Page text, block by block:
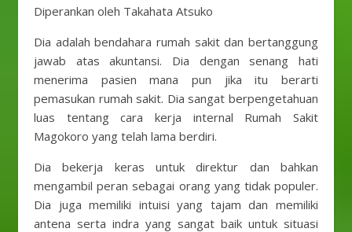
Diperankan oleh Takahata Atsuko
Dia adalah bendahara rumah sakit dan bertanggung
jawab atas akuntansi. Dia dengan senang hati
menerima pasien mana pun jika itu berarti
pemasukan rumah sakit. Dia sangat berpengetahuan
luas tentang cara kerja internal Rumah Sakit
Magokoro yang telah lama berdiri.
Dia bekerja keras untuk direktur dan bahkan
mengambil peran sebagai orang yang tidak populer.
Dia juga memiliki intuisi yang tajam dan memiliki
antena serta indra yang sangat baik untuk situasi